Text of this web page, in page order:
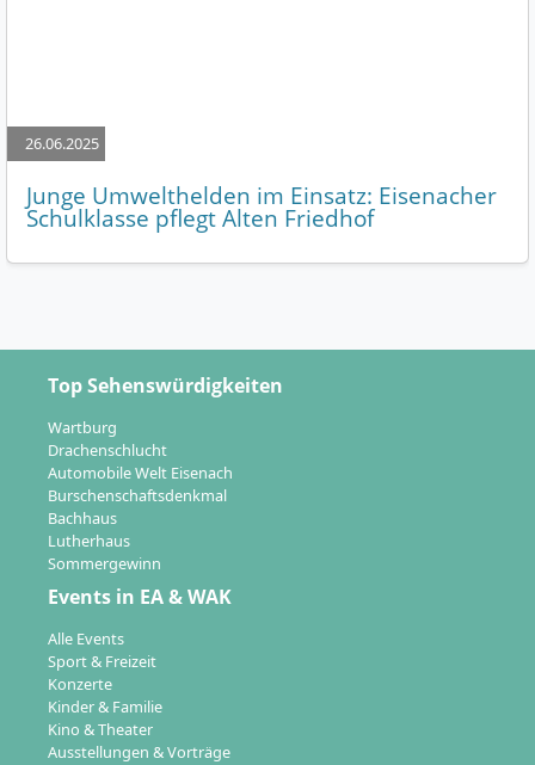
26.06.2025
Junge Umwelthelden im Einsatz: Eisenacher
Schulklasse pflegt Alten Friedhof
Top Sehenswürdigkeiten
Wartburg
Drachenschlucht
Automobile Welt Eisenach
Burschenschaftsdenkmal
Bachhaus
Lutherhaus
Sommergewinn
Events in EA & WAK
Alle Events
Sport & Freizeit
Konzerte
Kinder & Familie
Kino & Theater
Ausstellungen & Vorträge